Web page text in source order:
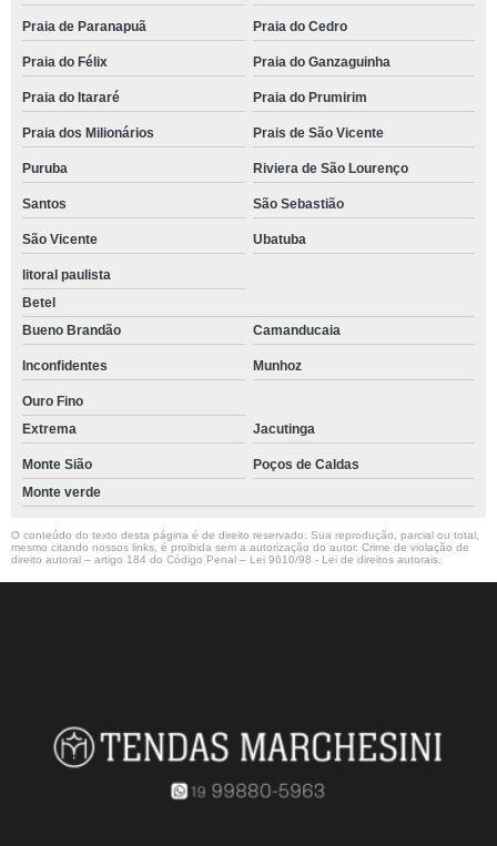
Praia de Paranapuã Praia do Cedro
Praia do Félix Praia do Ganzaguinha
Praia do Itararé Praia do Prumirim
Praia dos Milionários Prais de São Vicente
Puruba Riviera de São Lourenço
Santos São Sebastião
São Vicente Ubatuba
litoral paulista
Betel
Bueno Brandão
Camanducaia
Inconfidentes Munhoz
Ouro Fino
Extrema
Jacutinga
Monte Sião
Poços de Caldas
Monte verde
O conteúdo do texto desta página é de direito reservado. Sua reprodução, parcial ou total,
mesmo citando nossos links, é proibida sem a autorização do autor. Crime de violação de
direito autoral – artigo 184 do Código Penal – Lei 9610/98 - Lei de direitos autorais